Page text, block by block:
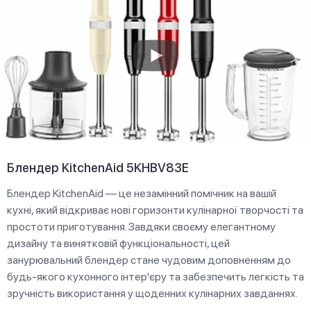
Блендер KitchenAid 5KHBV83E
Блендер KitchenAid — це незамінний помічник на вашій
кухні, який відкриває нові горизонти кулінарної творчості та
простоти приготування. Завдяки своєму елегантному
дизайну та винятковій функціональності, цей
занурювальний блендер стане чудовим доповненням до
будь-якого кухонного інтер'єру та забезпечить легкість та
зручність використання у щоденних кулінарних завданнях.